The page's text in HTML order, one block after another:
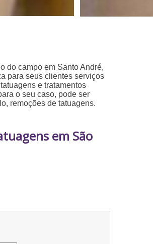
do campo em Santo André,
para seus clientes serviços
e tratamentos
o seu caso, pode ser
remoções de tatuagens.
em São